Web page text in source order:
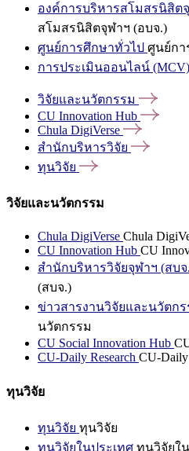
องค์การบริหารสโมสรนิสิต
สโมสรนิสิตจุฬาฯ (อบจ.)
ศูนย์การศึกษาทั่วไป ศูนย์กา
การประเมินออนไลน์ (MCV)
วิจัยและนวัตกรรม
CU Innovation Hub
Chula DigiVerse
สำนักบริหารวิจัย
ทุนวิจัย
วิจัยและนวัตกรรม
Chula DigiVerse Chula
CU Innovation Hub CU
สำนักบริหารวิจัยจุฬาฯ (สบจ
(สบจ.)
ข่าวสารงานวิจัยและนวัตกร
นวัตกรรม
CU Social Innovation Hub
CU-Daily Research CU-Daily
ทุนวิจัย
ทุนวิจัย ทุนวิจัย
ทุนวิจัยในประเทศ ทุนวิจัยใ